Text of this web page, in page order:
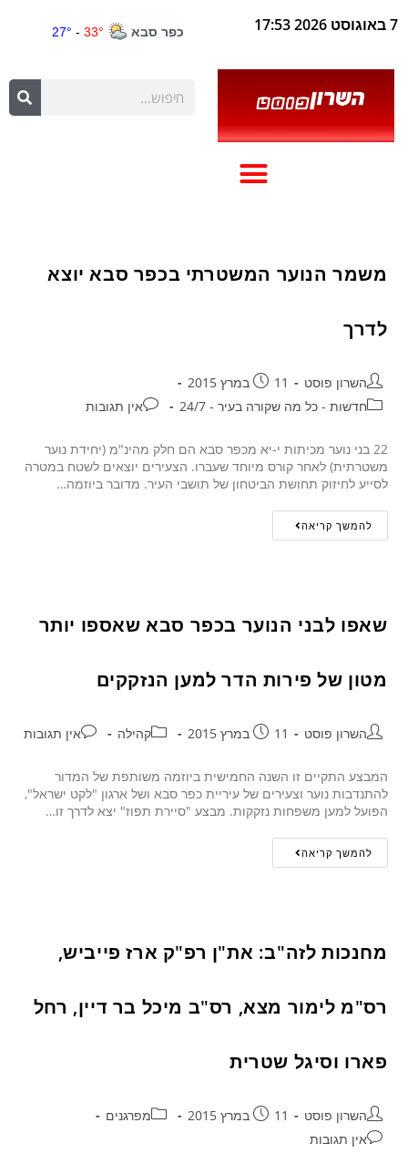
7 באוגוסט 2026 17:53
משמר הנוער המשטרתי בכפר סבא יוצא
לדרך
השרון פוסט
11 במרץ 2015
חדשות - כל מה שקורה בעיר - 24/7
אין תגובות
22 בני נוער מכיתות י-יא מכפר סבא הם חלק מהינ"מ (יחידת נוער
משטרתית) לאחר קורס מיוחד שעברו. הצעירים יוצאים לשטח במטרה
לסייע לחיזוק תחושת הביטחון של תושבי העיר. מדובר ביוזמה…
להמשך קריאה
שאפו לבני הנוער בכפר סבא שאספו יותר
מטון של פירות הדר למען הנזקקים
השרון פוסט 11 במרץ 2015 קהילה אין תגובות
המבצע התקיים זו השנה החמישית ביוזמה משותפת של המדור
להתנדבות נוער וצעירים של עיריית כפר סבא ושל ארגון "לקט ישראל",
הפועל למען משפחות נזקקות. מבצע "סיירת תפוז" יצא לדרך זו…
להמשך קריאה
מחנכות לזה"ב: את"ן רפ"ק ארז פייביש,
רס"מ לימור מצא, רס"ב מיכל בר דיין, רחל
פארו וסיגל שטרית
השרון פוסט 11 במרץ 2015
מפרגנים
אין תגובות